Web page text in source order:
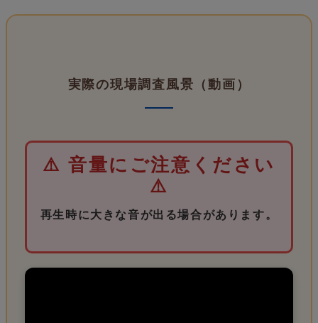
実際の現場調査風景（動画）
⚠️ 音量にご注意ください
⚠️
再生時に大きな音が出る場合があります。